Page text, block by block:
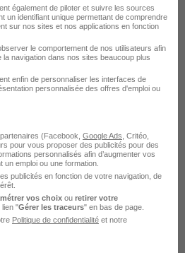
depuis le 02/07/26
Et - Ou Poseur H/F
17 Intérim Temps partiel
depuis le 02/07/26
également de piloter et suivre les sources
un identifiant unique permettant de comprendre
sur nos sites et nos applications en fonction
le comportement de nos utilisateurs afin
navigation dans nos sites beaucoup plus
enfin de personnaliser les interfaces de
personnalisée des offres d'emploi ou
partenaires (Facebook, Google Ads , Critéo,
pour vous proposer des publicités pour des
personnalisés afin d’augmenter vos
emploi ou une formation.
publicités en fonction de votre navigation, de
vos choix ou retirer votre
lien "Gérer les traceurs" en bas de page.
Politique de confidentialité et notre